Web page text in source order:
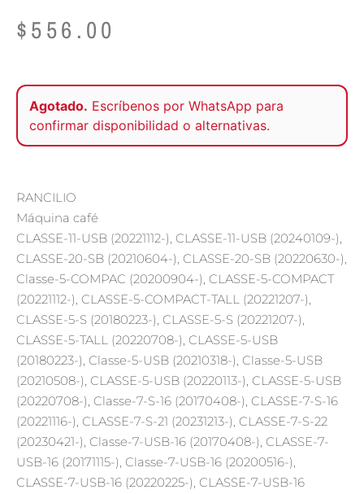
$556.00
Agotado. Escríbenos por WhatsApp para
confirmar disponibilidad o alternativas.
RANCILIO
Máquina café
CLASSE-11-USB (20221112-), CLASSE-11-USB (20240109-),
CLASSE-20-SB (20210604-), CLASSE-20-SB (20220630-),
Classe-5-COMPAC (20200904-), CLASSE-5-COMPACT
(20221112-), CLASSE-5-COMPACT-TALL (20221207-),
CLASSE-5-S (20180223-), CLASSE-5-S (20221207-),
CLASSE-5-TALL (20220708-), CLASSE-5-USB
(20180223-), Classe-5-USB (20210318-), Classe-5-USB
(20210508-), CLASSE-5-USB (20220113-), CLASSE-5-USB
(20220708-), Classe-7-S-16 (20170408-), CLASSE-7-S-16
(20221116-), CLASSE-7-S-21 (20231213-), CLASSE-7-S-22
(20230421-), Classe-7-USB-16 (20170408-), CLASSE-7-
USB-16 (20171115-), Classe-7-USB-16 (20200516-),
CLASSE-7-USB-16 (20220225-), CLASSE-7-USB-16